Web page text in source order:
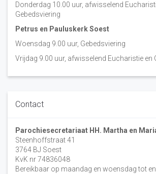
Donderdag 10.00 uur, afwisselend
Gebedsviering
Petrus en Pauluskerk Soest
Woensdag 9.00 uur, Gebedsviering
Vrijdag 9.00 uur, afwisselend Eucharistie en
Contact
Parochiesecretariaat HH. Martha en
Steenhoffstraat 41
3764 BJ Soest
KvK nr 74836048
Bereikbaar op maandag en woensdag tot